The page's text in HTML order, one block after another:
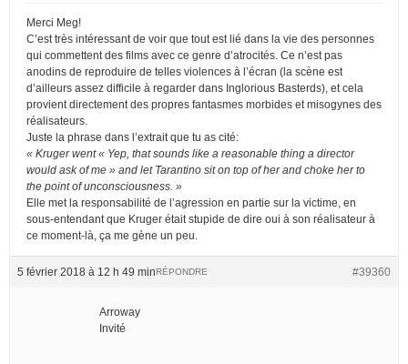
Merci Meg!
C’est très intéressant de voir que tout est lié dans la vie des personnes
qui commettent des films avec ce genre d’atrocités. Ce n’est pas
anodins de reproduire de telles violences à l’écran (la scène est
d’ailleurs assez difficile à regarder dans Inglorious Basterds), et cela
provient directement des propres fantasmes morbides et misogynes des
réalisateurs.
Juste la phrase dans l’extrait que tu as cité:
« Kruger went « Yep, that sounds like a reasonable thing a director
would ask of me » and let Tarantino sit on top of her and choke her to
the point of unconsciousness. »
Elle met la responsabilité de l’agression en partie sur la victime, en
sous-entendant que Kruger était stupide de dire oui à son réalisateur à
ce moment-là, ça me gène un peu.
5 février 2018 à 12 h 49 min #39360
RÉPONDRE
Arroway
Invité